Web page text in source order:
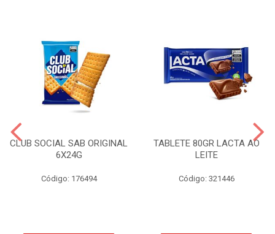
CLUB SOCIAL SAB ORIGINAL
6X24G
Código: 176494
TABLETE 80GR LACTA AO
LEITE
Código: 321446